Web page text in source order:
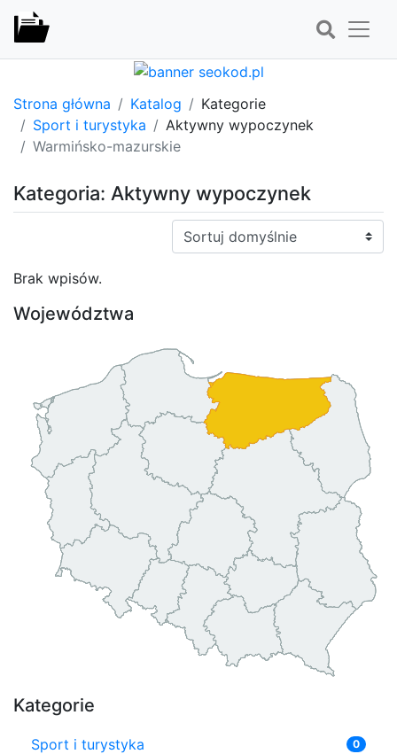
Strona główna Katalog
Kategorie
Sport i turystyka
Aktywny wypoczynek
Warmińsko-mazurskie
Kategoria: Aktywny wypoczynek
Sortuj:
Brak wpisów.
Województwa
Kategorie
Sport i turystyka 0